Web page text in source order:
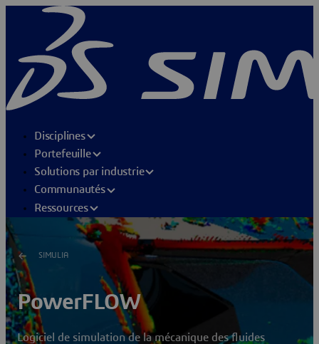
Disciplines
Portefeuille
Solutions par industrie
Communautés
Ressources
SIMULIA
PowerFLOW
Logiciel de simulation de la mécanique des fluides